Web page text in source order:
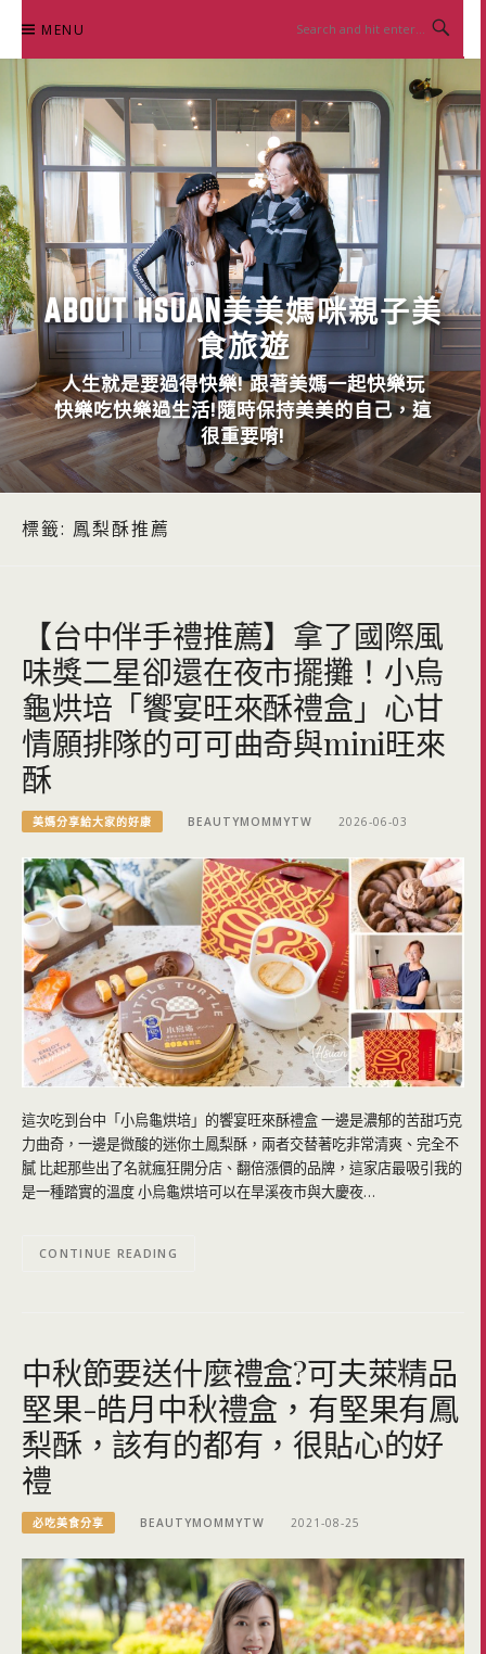
content
MENU
ABOUT HSUAN美美媽咪親子美
食旅遊
人生就是要過得快樂! 跟著美媽一起快樂玩
快樂吃快樂過生活!隨時保持美美的自己，這
很重要唷!
標籤: 鳳梨酥推薦
【台中伴手禮推薦】拿了國際風
味獎二星卻還在夜市擺攤！小烏
龜烘培「饗宴旺來酥禮盒」心甘
情願排隊的可可曲奇與mini旺來
酥
美媽分享給大家的好康 BEAUTYMOMMYTW 2026-06-03
這次吃到台中「小烏龜烘培」的饗宴旺來酥禮盒 一邊是濃郁的苦甜巧克
力曲奇，一邊是微酸的迷你土鳳梨酥，兩者交替著吃非常清爽、完全不
膩 比起那些出了名就瘋狂開分店、翻倍漲價的品牌，這家店最吸引我的
是一種踏實的溫度 小烏龜烘培可以在旱溪夜市與大慶夜…
CONTINUE READING
中秋節要送什麼禮盒?可夫萊精品
堅果-皓月中秋禮盒，有堅果有鳳
梨酥，該有的都有，很貼心的好
禮
必吃美食分享 BEAUTYMOMMYTW 2021-08-25